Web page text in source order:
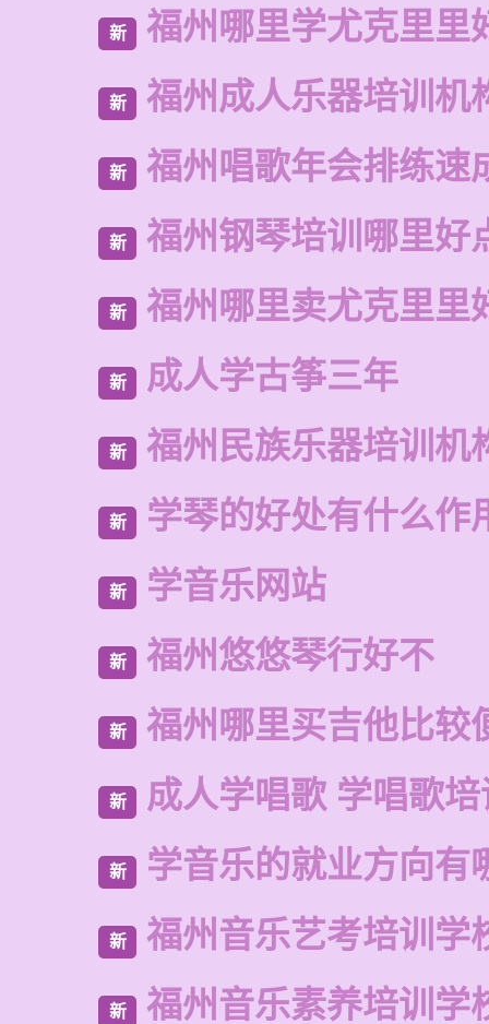
新 福州哪里学尤克里里
新 福州成人乐器培训机
新 福州唱歌年会排练速
新 福州钢琴培训哪里好
新 福州哪里卖尤克里里
新 成人学古筝三年
新 福州民族乐器培训机
新 学琴的好处有什么作
新 学音乐网站
新 福州悠悠琴行好不
新 福州哪里买吉他比较
新 成人学唱歌 学唱歌
新 学音乐的就业方向有
新 福州音乐艺考培训学
新 福州音乐素养培训学